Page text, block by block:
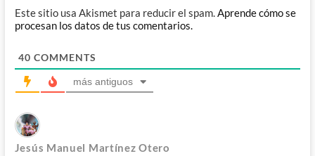
Este sitio usa Akismet para reducir el spam.Aprende cómo se
procesan los datos de tus comentarios.
40 COMMENTS
más antiguos
Jesús Manuel Martínez Otero